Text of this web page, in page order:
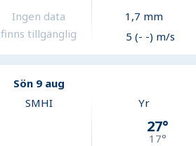
Ingen data
finns tillgänglig
1,7 mm
5 (- -) m/s
Sön 9 aug
SMHI Yr
27°
17°